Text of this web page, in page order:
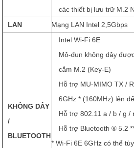
các thiết bị lưu trữ M.2
LAN
Mạng LAN Intel 2,5Gbps
KHÔNG DÂY
/
BLUETOOTH
Intel Wi-Fi 6E
Mô-đun không dây
cắm M.2 (Key-E)
Hỗ trợ MU-MIMO TX /
6GHz * (160MHz) lên
Hỗ trợ 802.11 a / b / g /
Hỗ trợ Bluetooth ® 5.2
* Wi-Fi 6E 6GHz có thể